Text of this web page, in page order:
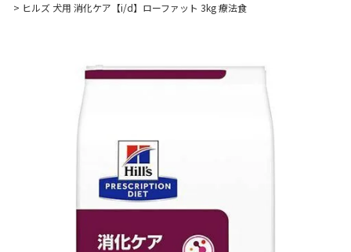
ヒルズ 犬用 消化ケア【i/d】ローファット 3kg 療法食